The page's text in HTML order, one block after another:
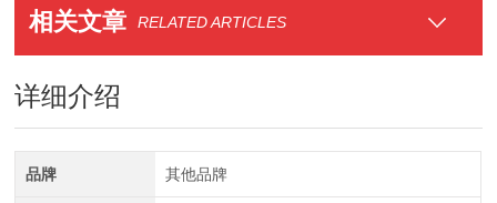
相关文章 RELATED ARTICLES
详细介绍
品牌 其他品牌